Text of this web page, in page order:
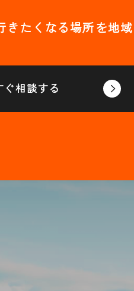
きたくなる場所を地
ぐ相談する